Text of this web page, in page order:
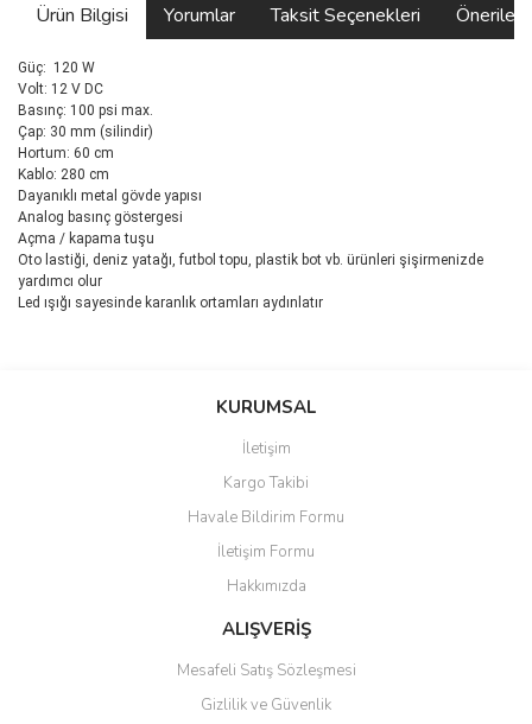
Ürün Bilgisi Yorumlar Taksit Seçenekleri
Güç: 120 W
Volt: 12 V DC
Basınç: 100 psi max.
Çap: 30 mm (silindir)
Hortum: 60 cm
Kablo: 280 cm
Dayanıklı metal gövde yapısı
Analog basınç göstergesi
Açma / kapama tuşu
Oto lastiği, deniz yatağı, futbol topu, plastik bot vb. ürünleri şişirmenizde
yardımcı olur
Led ışığı sayesinde karanlık ortamları aydınlatır
Bu ürüne ilk yorumu siz yapın!
Ürün resmi kalitesiz, bozuk veya görüntülenemiyor.
Ürün açıklamasında eksik bilgiler bulunuyor.
Ürün bilgilerinde hatalar bulunuyor.
Ürün fiyatı diğer sitelerden daha pahalı.
Bu ürüne benzer farklı alternatifler olmalı.
KURUMSAL
İletişim
Kargo Takibi
Havale Bildirim Formu
İletişim Formu
Hakkımızda
ALIŞVERİŞ
Mesafeli Satış Sözleşmesi
Gizlilik ve Güvenlik